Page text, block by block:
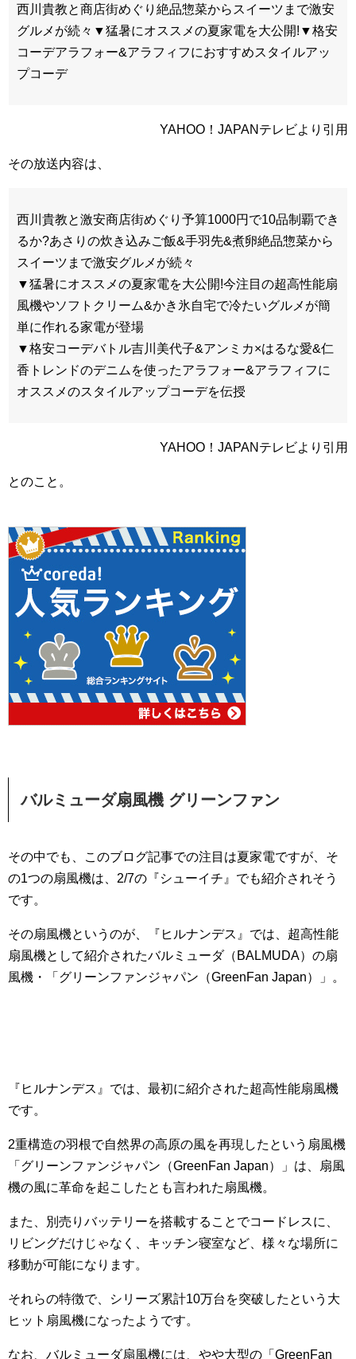
西川貴教と商店街めぐり絶品惣菜からスイーツまで激安
グルメが続々▼猛暑にオススメの夏家電を大公開!▼格安
コーデアラフォー&アラフィフにおすすめスタイルアッ
プコーデ
YAHOO！JAPANテレビより引用
その放送内容は、
西川貴教と激安商店街めぐり予算1000円で10品制覇でき
るか?あさりの炊き込みご飯&手羽先&煮卵絶品惣菜から
スイーツまで激安グルメが続々
▼猛暑にオススメの夏家電を大公開!今注目の超高性能扇
風機やソフトクリーム&かき氷自宅で冷たいグルメが簡
単に作れる家電が登場
▼格安コーデバトル吉川美代子&アンミカ×はるな愛&仁
香トレンドのデニムを使ったアラフォー&アラフィフに
オススメのスタイルアップコーデを伝授
YAHOO！JAPANテレビより引用
とのこと。
バルミューダ扇風機 グリーンファン
その中でも、このブログ記事での注目は夏家電ですが、そ
の1つの扇風機は、2/7の『シューイチ』でも紹介されそう
です。
その扇風機というのが、『ヒルナンデス』では、超高性能
扇風機として紹介されたバルミューダ（BALMUDA）の扇
風機・「グリーンファンジャパン（GreenFan Japan）」。
『ヒルナンデス』では、最初に紹介された超高性能扇風機
です。
2重構造の羽根で自然界の高原の風を再現したという扇風機
「グリーンファンジャパン（GreenFan Japan）」は、扇風
機の風に革命を起こしたとも言われた扇風機。
また、別売りバッテリーを搭載することでコードレスに、
リビングだけじゃなく、キッチン寝室など、様々な場所に
移動が可能になります。
それらの特徴で、シリーズ累計10万台を突破したという大
ヒット扇風機になったようです。
なお、バルミューダ扇風機には、やや大型の「GreenFan